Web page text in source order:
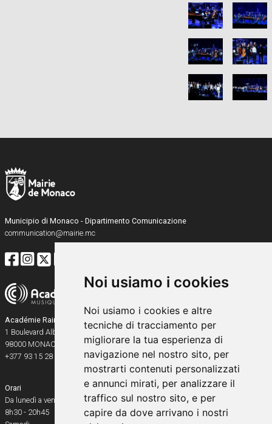
Noi usiamo i cookies
Noi usiamo i cookies e altre
tecniche di tracciamento per
migliorare la tua esperienza di
navigazione nel nostro sito, per
mostrarti contenuti personalizzati
e annunci mirati, per analizzare il
traffico sul nostro sito, e per
capire da dove arrivano i nostri
Municipio di Monaco - Dipartimento Comunicazione
communication@mairie.mc
Académie Rainier III
1 Boulevard Albert Ier
98000 MONACO
+377 93 15 28 91
Orari
Da lunedì a venerdì
8h30 - 20h45